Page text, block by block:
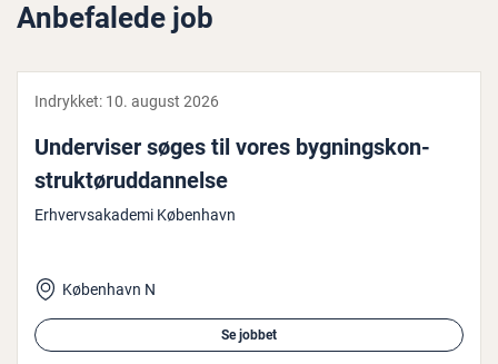
Anbefalede job
Indrykket: 10. august 2026
Un­der­vi­ser søges til vores byg­nings­kon­
struk­tør­ud­dan­nel­se
Erhvervsakademi København
København N
Se jobbet